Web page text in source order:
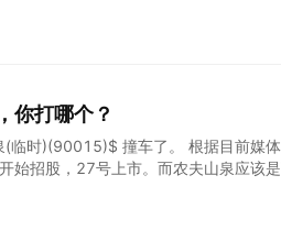
了解一下这家传媒公司。 行业发展 长
国经济蓬勃发展，中国对世界的影响力
升。
你打哪个？
临时)(90015)$ 撞车了。 根据目前媒
始招股，27号上市。而农夫山泉应该